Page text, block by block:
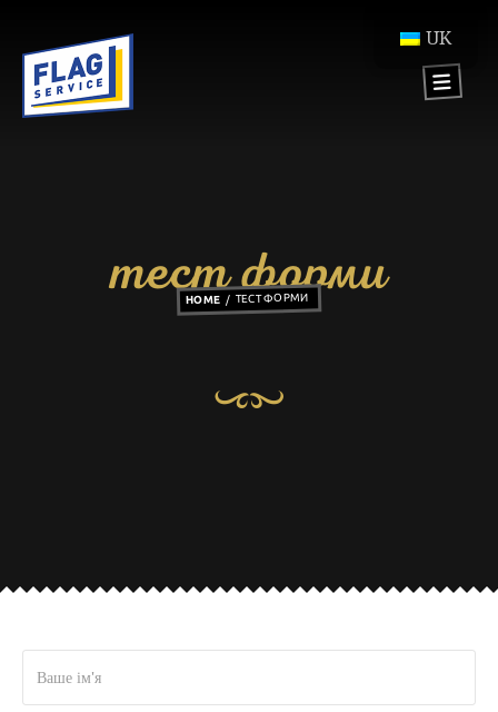
тест форми
HOME ТЕСТ ФОРМИ
UK